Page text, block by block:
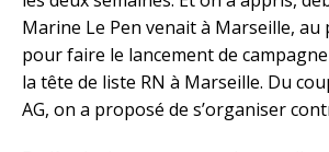
Marine Le Pen venait à Marseille, au
pour faire le lancement de
la tête de liste RN à Marseille. Du
AG, on a proposé de s’organiser